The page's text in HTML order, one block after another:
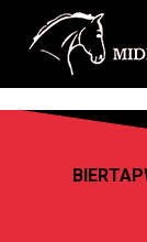
HADO
AANBOD